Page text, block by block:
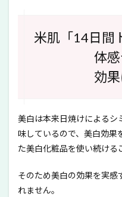
米肌「14日間
体感
効
美白は本来日焼けによるシ
味しているので、美白効果
た美白化粧品を使い続ける
そのため美白の効果を実感
れません。